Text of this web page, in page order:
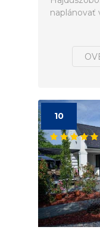
naplánovať
10